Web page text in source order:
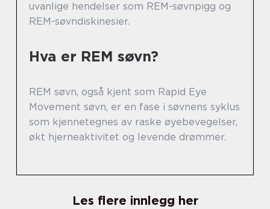
uvanlige hendelser som REM-søvnpigg og
REM-søvndiskinesier.
Hva er REM søvn?
REM søvn, også kjent som Rapid Eye
Movement søvn, er en fase i søvnens syklus
som kjennetegnes av raske øyebevegelser,
økt hjerneaktivitet og levende drømmer.
Les flere innlegg her